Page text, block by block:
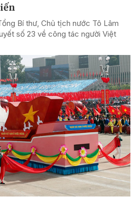
Bí thư, Chủ tịch nước Tô Lâm
số 23 về công tác người Việt